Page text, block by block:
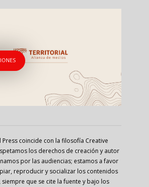
Press coincide con la filosofía Creative
los derechos de creación y autor
por las audiencias; estamos a favor
reproducir y socializar los contenidos
que se cite la fuente y bajo los